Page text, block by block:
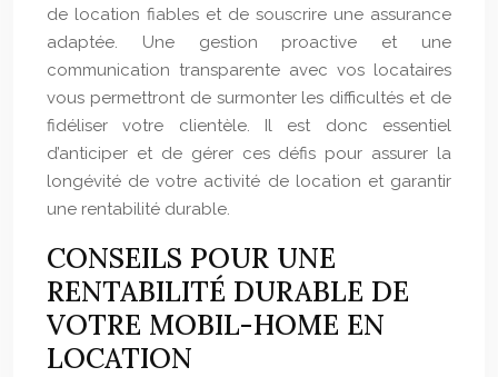
de location fiables et de souscrire une assurance
adaptée. Une gestion proactive et une
communication transparente avec vos locataires
vous permettront de surmonter les difficultés et de
fidéliser votre clientèle. Il est donc essentiel
d’anticiper et de gérer ces défis pour assurer la
longévité de votre activité de location et garantir
une rentabilité durable.
CONSEILS POUR UNE
RENTABILITÉ DURABLE DE
VOTRE MOBIL-HOME EN
LOCATION